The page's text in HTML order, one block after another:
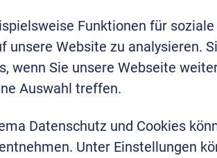
Funktionen für
unsere Website zu analysieren.
wenn Sie unsere Webseite
Auswahl treffen.
Datenschutz und Cookies
entnehmen. Unter Einstellungen